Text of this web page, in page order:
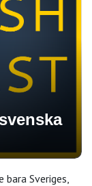
bara Sveriges,